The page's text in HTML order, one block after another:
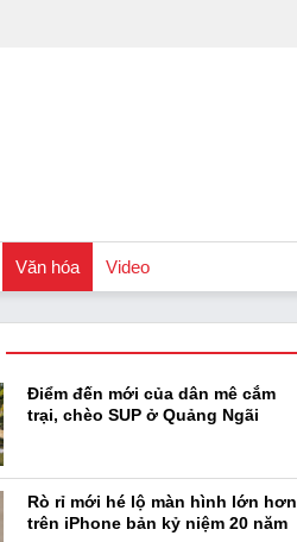
Văn hóa
Podcast
Video
Điểm đến mới của dân mê cắm
trại, chèo SUP ở Quảng Ngãi
Rò rỉ mới hé lộ màn hình lớn hơn
trên iPhone bản kỷ niệm 20 năm